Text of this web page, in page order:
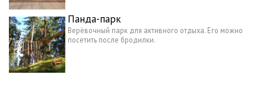
Панда-парк
Верёвочный парк для активного отдыха. Его можно
посетить после бродилки.